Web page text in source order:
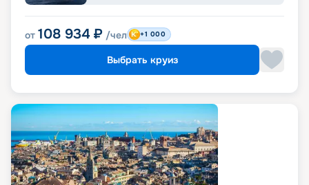
от 108 934 ₽ /чел +1 000
Выбрать круиз